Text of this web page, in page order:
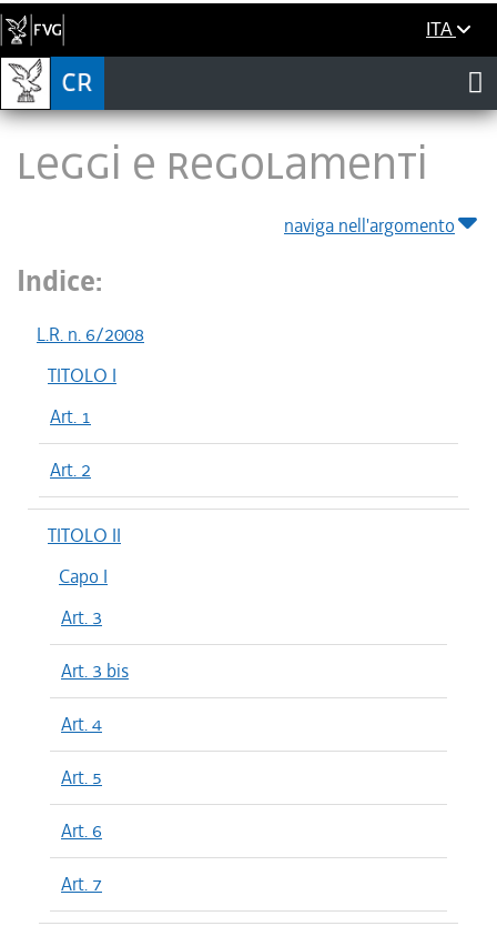
ITA
LEGGI E REGOLAMENTI
naviga nell'argomento
Indice:
L.R. n. 6/2008
TITOLO I
Art. 1
Art. 2
TITOLO II
Capo I
Art. 3
Art. 3 bis
Art. 4
Art. 5
Art. 6
Art. 7